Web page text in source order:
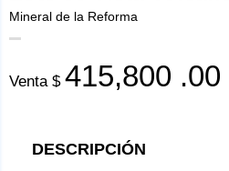
Mineral de la Reforma
Venta $ 415,800 .00
DESCRIPCIÓN